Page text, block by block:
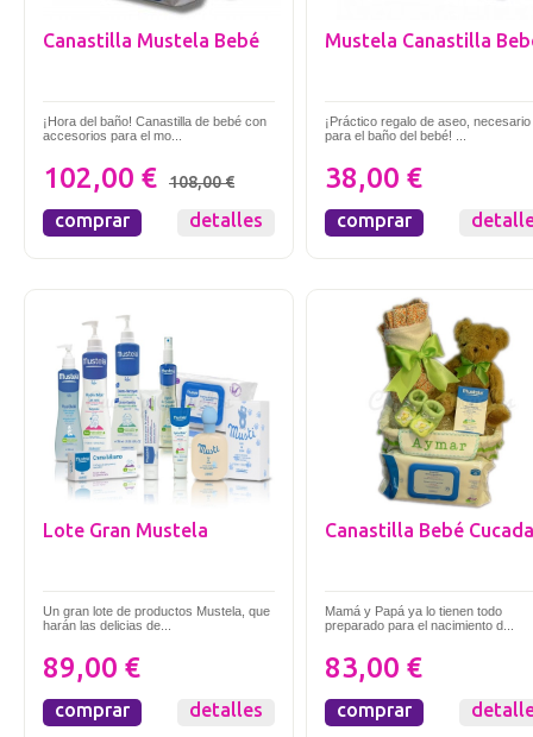
Canastilla Mustela Bebé
¡Hora del baño! Canastilla de bebé con
accesorios para el mo...
102,00 € 108,00 €
comprar detalles
Mustela Canastilla
¡Práctico regalo de aseo, necesario
para el baño del bebé! ...
38,00 €
comprar
Lote Gran Mustela
Un gran lote de productos Mustela, que
harán las delicias de...
89,00 €
comprar detalles
Canastilla Bebé Cucada
Mamá y Papá ya lo tienen todo
preparado para el nacimiento d...
83,00 €
comprar